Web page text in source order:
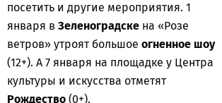
посетить и другие мероприятия. 1
января в Зеленоградске на «Розе
ветров» утроят большое огненное шоу
(12+). А 7 января на площадке у Центра
культуры и искусства отметят
Рождество (0+).